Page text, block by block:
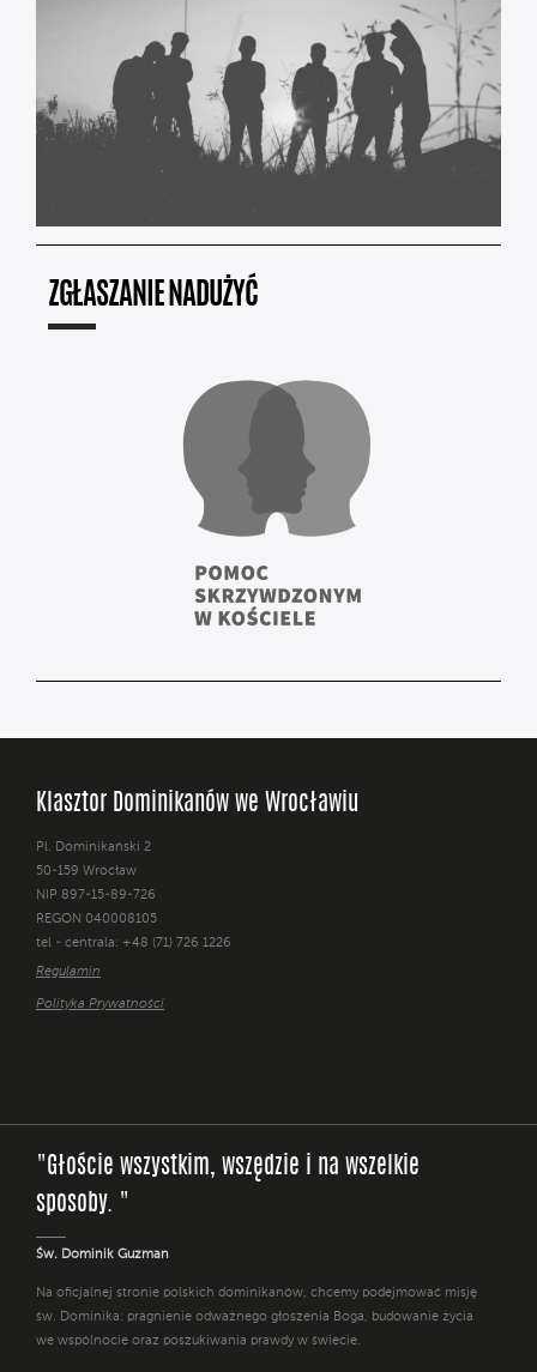
ZGŁASZANIE NADUŻYĆ
Klasztor Dominikanów we Wrocławiu
Pl. Dominikański 2
50-159 Wrocław
NIP 897-15-89-726
REGON 040008105
tel - centrala: +48 (71) 726 1226
Regulamin
Polityka Prywatności
"Głoście wszystkim, wszędzie i na wszelkie
sposoby. "
Św. Dominik Guzman
Na oficjalnej stronie polskich dominikanów, chcemy podejmować misję
św. Dominika: pragnienie odważnego głoszenia Boga, budowanie życia
we wspólnocie oraz poszukiwania prawdy w świecie.